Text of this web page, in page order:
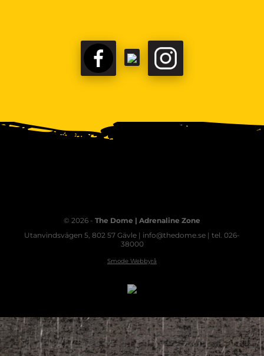
© 2026 - The Dome | Adrenaline Zone
Utanvindsvägen 5, 802 57 Gävle | info@thedome.se | tel. 026-
38000
Smode Webbyrå